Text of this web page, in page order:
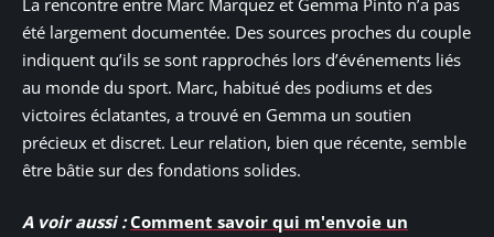
été largement documentée. Des sources proches du couple
indiquent qu’ils se sont rapprochés lors d’événements liés
au monde du sport. Marc, habitué des podiums et des
victoires éclatantes, a trouvé en Gemma un soutien
précieux et discret. Leur relation, bien que récente, semble
être bâtie sur des fondations solides.
A voir aussi : Comment savoir qui m'envoie un